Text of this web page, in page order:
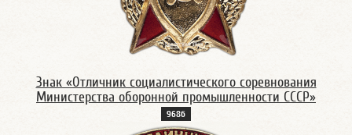
Знак «Отличник социалистического соревнования
Министерства оборонной промышленности СССР»
968б